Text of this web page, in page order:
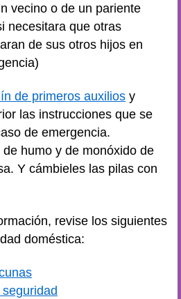
vecino o de un pariente
necesitara que otras
de sus otros hijos en
de primeros auxilios y
las instrucciones que se
de emergencia.
humo y de monóxido de
Y cámbieles las pilas con
revise los siguientes
doméstica: